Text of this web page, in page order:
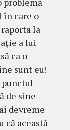
problemă
în care o
la
a lui
ca o
sunt eu!
punctul
de sine
devreme
că această